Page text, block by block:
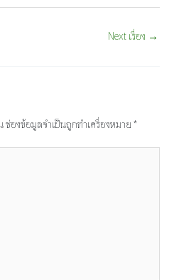
Next เรื่อง →
ช่องข้อมูลจำเป็นถูกทำเครื่องหมาย *